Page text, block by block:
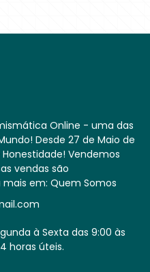
Online - uma das
Desde 27 de Maio de
Vendemos
vendas são
em: Quem Somos
à Sexta das 9:00 às
horas úteis.